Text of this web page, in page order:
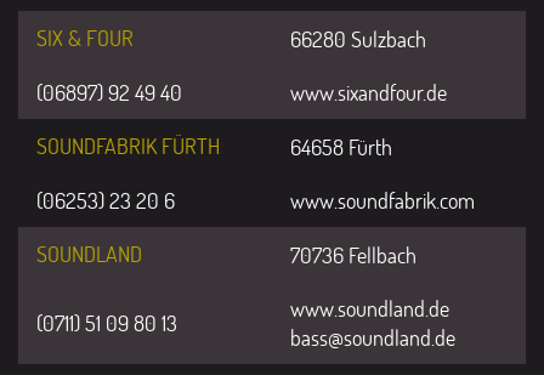
SIX & FOUR
66280 Sulzbach
(06897) 92 49 40
www.sixandfour.de
SOUNDFABRIK FÜRTH
64658 Fürth
(06253) 23 20 6
www.soundfabrik.com
SOUNDLAND
70736 Fellbach
(0711) 51 09 80 13
www.soundland.de
bass@soundland.de